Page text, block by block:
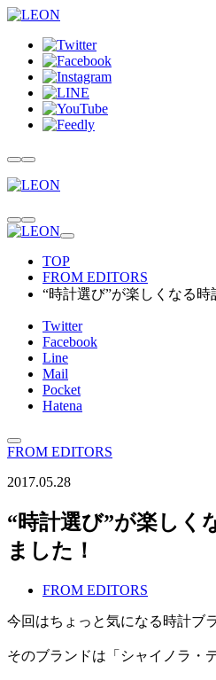
TOP
FROM EDITORS
“時計選び”が楽しくなる時
Twitter
Facebook
Line
Mail
Pocket
Hatena
FROM EDITORS
2017.05.28
“時計選び”が楽しく
ました！
FROM EDITORS
今回はちょっと気になる時計ブ
そのブランドは「シャイノラ・